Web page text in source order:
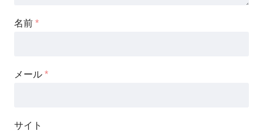
名前 *
メール *
サイト